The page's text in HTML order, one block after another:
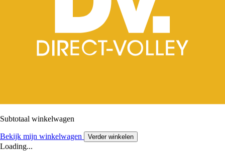
Subtotaal winkelwagen
Bekijk mijn winkelwagen Verder winkelen
Loading...